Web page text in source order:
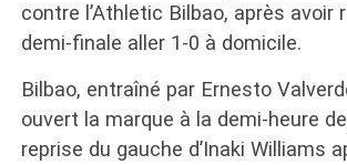
contre l’Athletic Bilbao, après avoir
demi-finale aller 1-0 à domicile.
Bilbao, entraîné par Ernesto
ouvert la marque à la demi-heure
reprise du gauche d’Inaki Williams